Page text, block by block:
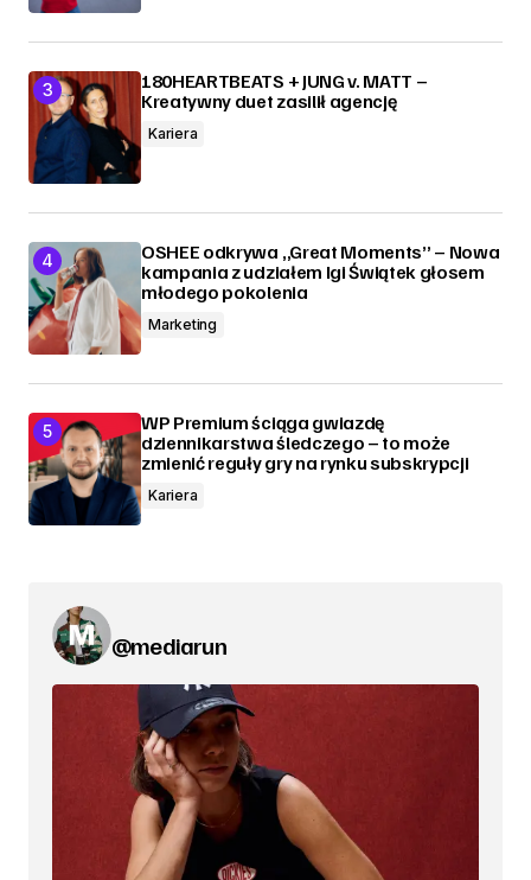
180HEARTBEATS + JUNG v. MATT –
Kreatywny duet zasilił agencję
Kariera
OSHEE odkrywa „Great Moments” – Nowa
kampania z udziałem Igi Świątek głosem
młodego pokolenia
Marketing
WP Premium ściąga gwiazdę
dziennikarstwa śledczego – to może
zmienić reguły gry na rynku subskrypcji
Kariera
@mediarun